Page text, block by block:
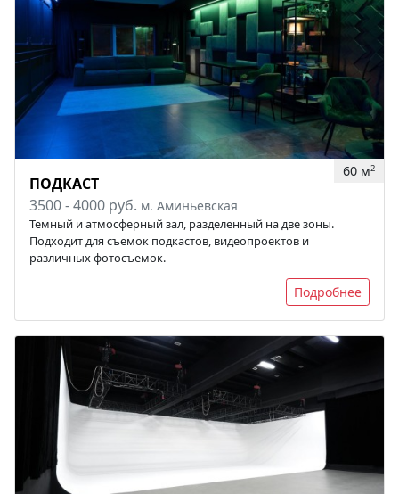
60 м2
ПОДКАСТ
3500 - 4000 руб. м. Аминьевская
Темный и атмосферный зал, разделенный на две зоны.
Подходит для съемок подкастов, видеопроектов и
различных фотосъемок.
Подробнее